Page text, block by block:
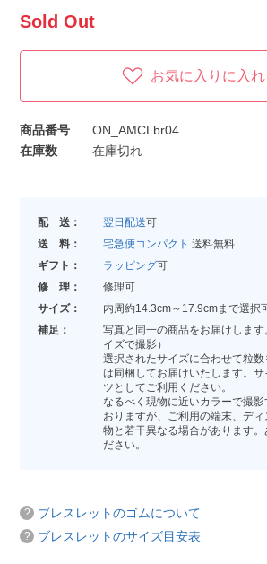
Sold Out
お気に入りに入れ
商品番号
ON_AMCLbr04
在庫数
在庫切れ
配 送： 翌日配送可
送 料：
宅急便コンパクト 送料無料
ギフト：
ラッピング可
修 理：
修理可
サイズ：
内周約14.3cm～17.9cmまで選択
補足：
写真と同一の商品をお届けしま
イズで撮影）
選択されたサイズに合わせて粒
は同梱してお届けいたします。
ツとしてご利用ください。
なるべく現物に近いカラーで撮
おりますが、ご利用の端末、デ
物と若干異なる場合があります。
ださい。
ブレスレットのゴムについて
ブレスレットのサイズ目安表